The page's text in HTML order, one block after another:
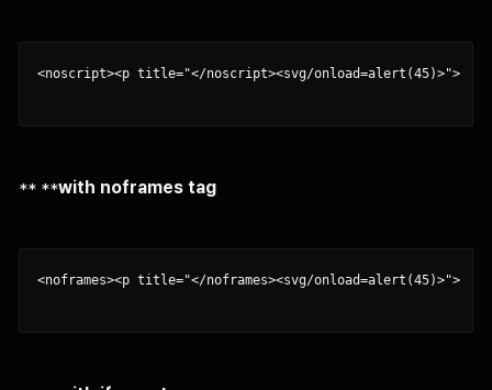
<noscript><p title="</noscript><svg/onload=alert(45)>">
** **with noframes tag
<noframes><p title="</noframes><svg/onload=alert(45)>">